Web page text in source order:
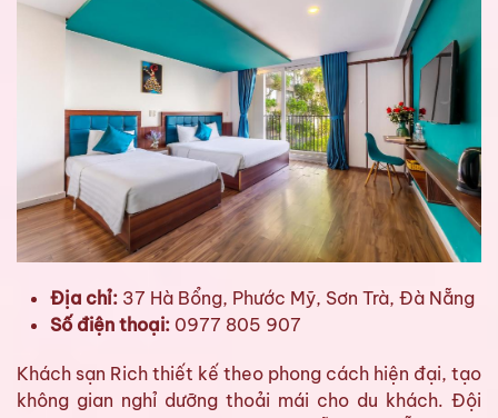
Địa chỉ: 37 Hà Bổng, Phước Mỹ, Sơn Trà, Đà Nẵng
Số điện thoại: 0977 805 907
Khách sạn Rich thiết kế theo phong cách hiện đại, tạo
không gian nghỉ dưỡng thoải mái cho du khách. Đội